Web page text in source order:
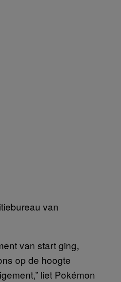
van
van start ging,
op de hoogte
liet Pokémon